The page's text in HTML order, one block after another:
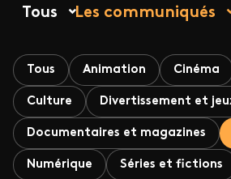
Tous Les communiqués
Tous Animation Cinéma
Culture Divertissement et
Documentaires et magazines
Numérique Séries et fictions